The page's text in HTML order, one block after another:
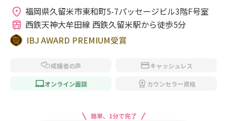
西鉄天神大牟田線 西鉄久留米駅から徒歩5分
IBJ AWARD PREMIUM受賞
成婚者の声 キャッシュレス
オンライン面談 カウンセラー資格
簡単、1分で完了